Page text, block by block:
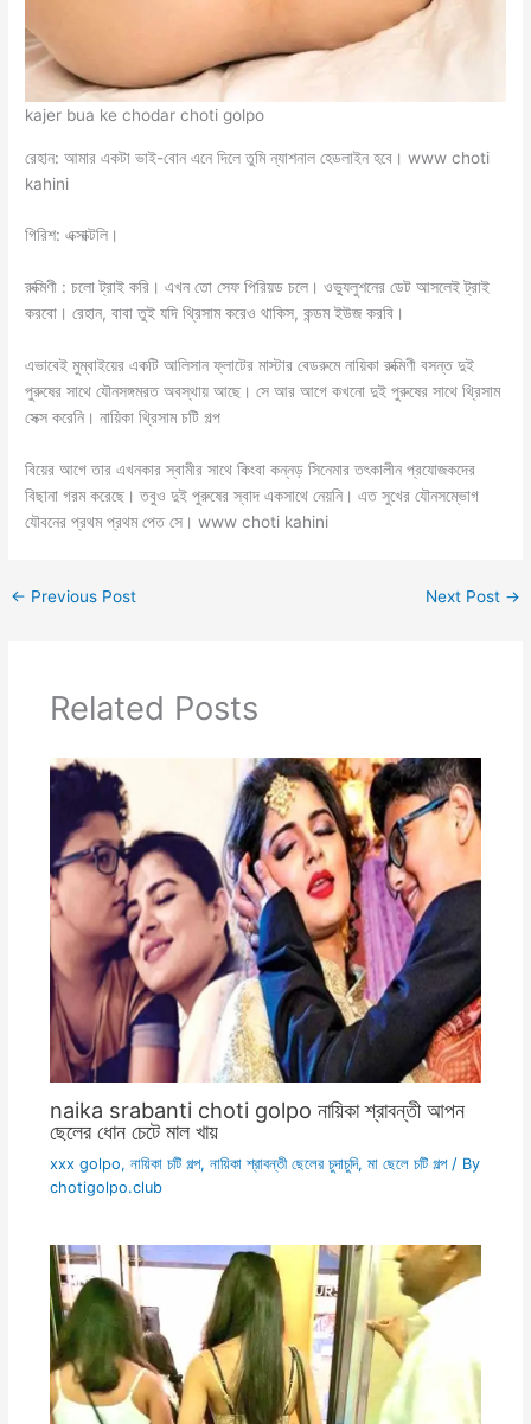
kajer bua ke chodar choti golpo
রেহান: আমার একটা ভাই-বোন এনে দিলে তুমি ন্যাশনাল হেডলাইন হবে। www choti
kahini
গিরিশ: এক্সাক্টলি।
রুক্মিণী : চলো ট্রাই করি। এখন তো সেফ পিরিয়ড চলে। ওভ্যুলুশনের ডেট আসলেই ট্রাই
করবো। রেহান, বাবা তুই যদি থ্রিসাম করেও থাকিস, কন্ডম ইউজ করবি।
এভাবেই মুম্বাইয়ের একটি আলিসান ফ্লাটের মাস্টার বেডরুমে নায়িকা রুক্মিণী বসন্ত দুই
পুরুষের সাথে যৌনসঙ্গমরত অবস্থায় আছে। সে আর আগে কখনো দুই পুরুষের সাথে থ্রিসাম
সেক্স করেনি। নায়িকা থ্রিসাম চটি গল্প
বিয়ের আগে তার এখনকার স্বামীর সাথে কিংবা কন্নড় সিনেমার তৎকালীন প্রযোজকদের
বিছানা গরম করেছে। তবুও দুই পুরুষের স্বাদ একসাথে নেয়নি। এত সুখের যৌনসম্ভোগ
যৌবনের প্রথম প্রথম পেত সে। www choti kahini
← Previous Post Next Post →
Related Posts
naika srabanti choti golpo নায়িকা শ্রাবন্তী আপন
ছেলের ধোন চেটে মাল খায়
xxx golpo, নায়িকা চটি গল্প, নায়িকা শ্রাবন্তী ছেলের চুদাচুদি, মা ছেলে চটি গল্প/ By
chotigolpo.club